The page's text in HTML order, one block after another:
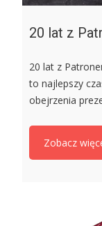
20 lat z
20 lat z
to najlepszy
obejrzenia
Zobacz